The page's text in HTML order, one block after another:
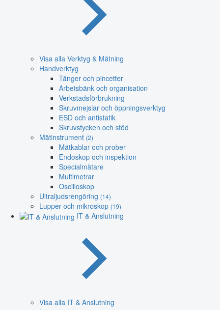
Visa alla Verktyg & Mätning
Handverktyg
Tänger och pincetter
Arbetsbänk och organisation
Verkstadsförbrukning
Skruvmejslar och öppningsverktyg
ESD och antistatik
Skruvstycken och stöd
Mätinstrument (2)
Mätkablar och prober
Endoskop och inspektion
Specialmätare
Multimetrar
Oscilloskop
Ultraljudsrengöring (14)
Lupper och mikroskop (19)
IT & Anslutning
Visa alla IT & Anslutning